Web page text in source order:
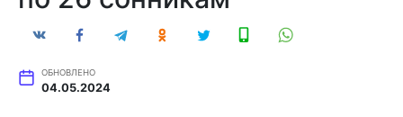
ОБНОВЛЕНО
04.05.2024